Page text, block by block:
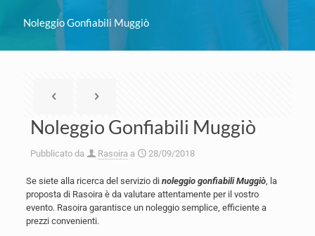
Noleggio Gonfiabili Muggiò
Noleggio Gonfiabili Muggiò
Pubblicato da Rasoira a 28/09/2018
Se siete alla ricerca del servizio di noleggio gonfiabili Muggiò, la
proposta di Rasoira è da valutare attentamente per il vostro
evento. Rasoira garantisce un noleggio semplice, efficiente a
prezzi convenienti.